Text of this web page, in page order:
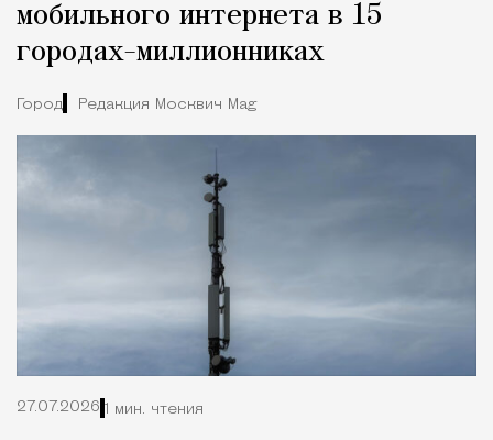
мобильного интернета в 15
городах-миллионниках
Город Редакция Москвич Mag
27.07.2026 1 мин. чтения